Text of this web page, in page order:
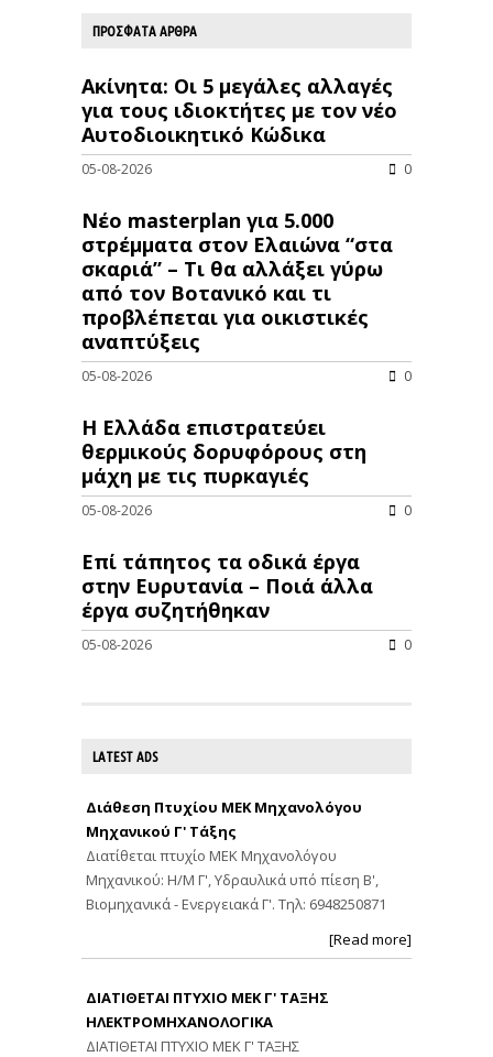
ΠΡΟΣΦΑΤΑ ΑΡΘΡΑ
Ακίνητα: Οι 5 μεγάλες αλλαγές
για τους ιδιοκτήτες με τον νέο
Αυτοδιοικητικό Κώδικα
05-08-2026 0
Νέο masterplan για 5.000
στρέμματα στον Ελαιώνα “στα
σκαριά” – Τι θα αλλάξει γύρω
από τον Βοτανικό και τι
προβλέπεται για οικιστικές
αναπτύξεις
05-08-2026 0
Η Ελλάδα επιστρατεύει
θερμικούς δορυφόρους στη
μάχη με τις πυρκαγιές
05-08-2026 0
Επί τάπητος τα οδικά έργα
στην Ευρυτανία – Ποιά άλλα
έργα συζητήθηκαν
05-08-2026 0
LATEST ADS
Διάθεση Πτυχίου ΜΕΚ Μηχανολόγου
Μηχανικού Γ' Τάξης
Διατίθεται πτυχίο ΜΕΚ Μηχανολόγου
Μηχανικού: Η/Μ Γ', Υδραυλικά υπό πίεση Β',
Βιομηχανικά - Ενεργειακά Γ'. Τηλ: 6948250871
[Read more]
ΔΙΑΤΙΘΕΤΑΙ ΠΤΥΧΙΟ ΜΕΚ Γ' ΤΑΞΗΣ
ΗΛΕΚΤΡΟΜΗΧΑΝΟΛΟΓΙΚΑ
ΔΙΑΤΙΘΕΤΑΙ ΠΤΥΧΙΟ ΜΕΚ Γ' ΤΑΞΗΣ